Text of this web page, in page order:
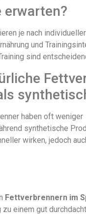
erwarten?
je nach individueller
und
sind
haben oft weniger
synthetische
wirken, jedoch
Fettverbrennern im
einem gut